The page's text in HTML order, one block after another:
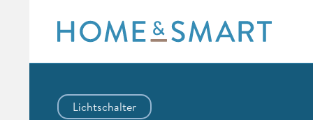
content
Lichtschalter